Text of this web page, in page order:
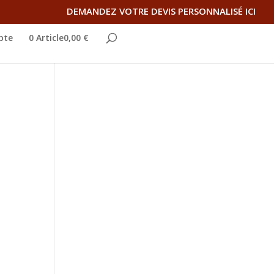
DEMANDEZ VOTRE DEVIS PERSONNALISÉ ICI
0 Article0,00 €